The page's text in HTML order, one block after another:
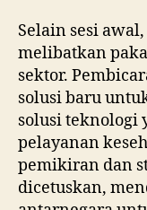
Selain sesi
melibatkan
sektor.
solusi baru
solusi teknologi
pelayanan
pemikiran dan
dicetuskan,